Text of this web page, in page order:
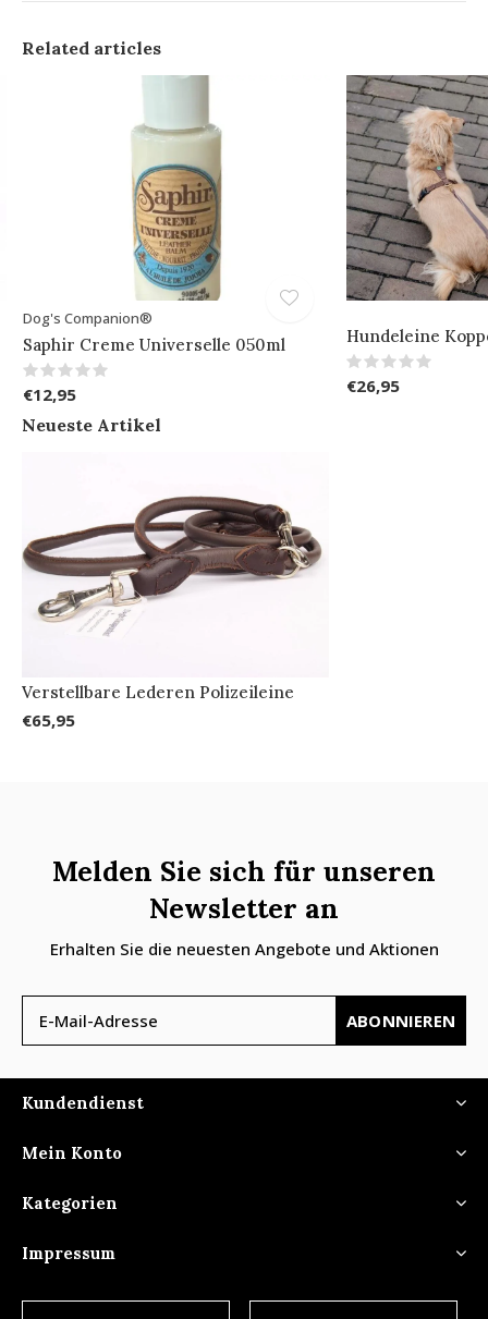
Related articles
Dog's Companion®
Saphir Creme Universelle 050ml
€12,95
Hundeleine
€26,95
Neueste Artikel
Verstellbare Lederen Polizeileine
€65,95
Melden Sie sich für unseren
Newsletter an
Erhalten Sie die neuesten Angebote und Aktionen
ABONNIEREN
Kundendienst
Mein Konto
Kategorien
Impressum